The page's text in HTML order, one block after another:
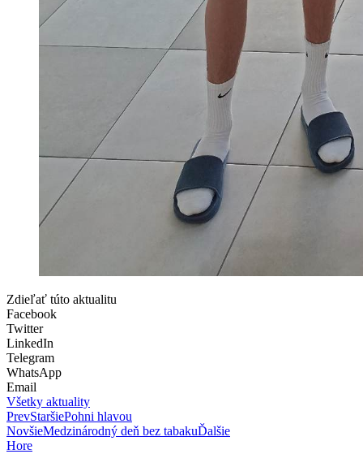
Zdieľať túto aktualitu
Facebook
Twitter
LinkedIn
Telegram
WhatsApp
Email
Všetky aktuality
PrevStaršiePohni hlavou
NovšieMedzinárodný deň bez tabakuĎalšie
Hore